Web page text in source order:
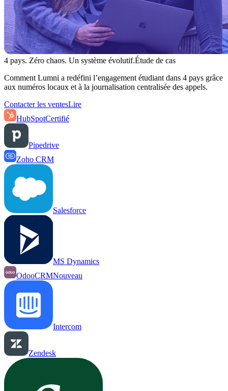
4 pays. Zéro chaos. Un système évolutif.Étude de cas
Comment Lumni a redéfini l’engagement étudiant dans 4 pays grâce
aux numéros locaux et à la journalisation centralisée des appels.
Contacter les ventesLire
HubSpotCertifié
Pipedrive
Zoho CRM
Salesforce
MS Dynamics
OdooCRMNouveau
Intercom
Zendesk